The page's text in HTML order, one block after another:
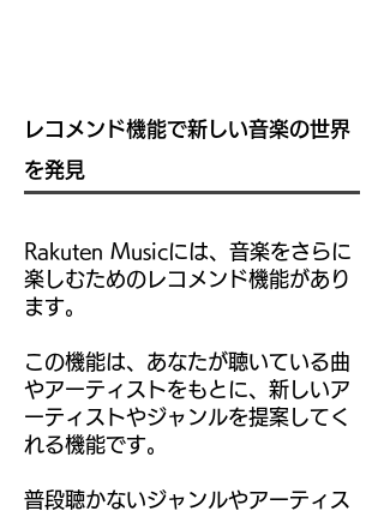
レコメンド機能で新しい音楽の世界
を発見
Rakuten Musicには、音楽をさらに
楽しむためのレコメンド機能があり
ます。
この機能は、あなたが聴いている曲
やアーティストをもとに、新しいア
ーティストやジャンルを提案してく
れる機能です。
普段聴かないジャンルやアーティス